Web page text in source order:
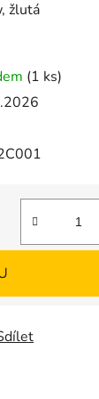
žlutá
(1 ks)